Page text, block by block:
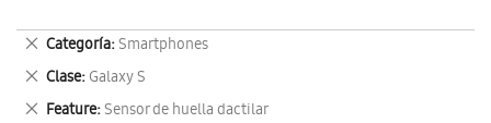
Categoría Smartphones
Eliminar
este
artículo
Clase Galaxy S
Eliminar
este
Feature Sensor de huella dactilar
Eliminar